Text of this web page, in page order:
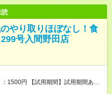
読
やり取りほぼなし！食
号入間野田店
】試用期間あり
形態、給与は本採用時と同じです。